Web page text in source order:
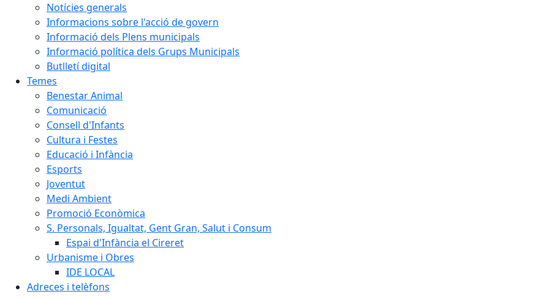
Notícies generals
Informacions sobre l'acció de govern
Informació dels Plens municipals
Informació política dels Grups Municipals
Butlletí digital
Temes
Benestar Animal
Comunicació
Consell d'Infants
Cultura i Festes
Educació i Infància
Esports
Joventut
Medi Ambient
Promoció Econòmica
S. Personals, Igualtat, Gent Gran, Salut i Consum
Espai d'Infància el Cireret
Urbanisme i Obres
IDE LOCAL
Adreces i telèfons